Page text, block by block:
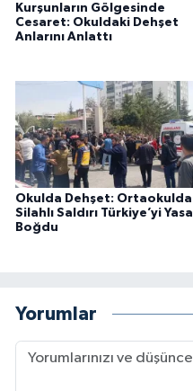
Kurşunların Gölgesinde
Cesaret: Okuldaki Dehşet
Anlarını Anlattı
Okulda Dehşet: Ortaokulda
Silahlı Saldırı Türkiye’yi Yasa
Boğdu
Yorumlar